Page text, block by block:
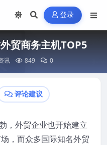
登录
贸商务主机TOP5
讯 849 0
评论建议
，外贸企业也开始建立
，而众多国际知名外贸